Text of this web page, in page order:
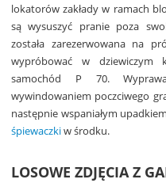
lokatorów zakłady w ramach
są wysuszyć pranie poza
została zarezerwowana na
wypróbować w
samochód P 70.
wywindowaniem poczciwego
następnie wspaniałym
śpiewaczkiw środku.
LOSOWE ZDJĘCIA Z